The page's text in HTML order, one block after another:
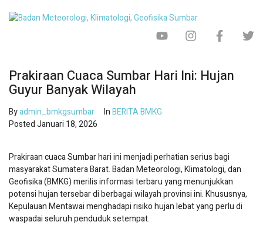
Prakiraan Cuaca Sumbar Hari Ini: Hujan
Guyur Banyak Wilayah
Byadmin_bmkgsumbar InBERITA BMKG
PostedJanuari 18, 2026
Prakiraan cuaca Sumbar hari ini menjadi perhatian serius bagi
masyarakat Sumatera Barat. Badan Meteorologi, Klimatologi, dan
Geofisika (BMKG) merilis informasi terbaru yang menunjukkan
potensi hujan tersebar di berbagai wilayah provinsi ini. Khususnya,
Kepulauan Mentawai menghadapi risiko hujan lebat yang perlu di
waspadai seluruh penduduk setempat.